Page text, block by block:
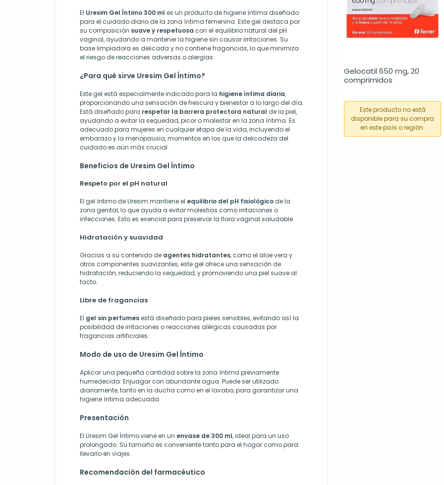
El Uresim Gel Íntimo 300 ml es un producto de higiene íntima diseñado
para el cuidado diario de la zona íntima femenina. Este gel destaca por
su composición suave y respetuosa con el equilibrio natural del pH
vaginal, ayudando a mantener la higiene sin causar irritaciones. Su
base limpiadora es delicada y no contiene fragancias, lo que minimiza
el riesgo de reacciones adversas o alergias.
¿Para qué sirve Uresim Gel Íntimo?
Este gel está especialmente indicado para la higiene íntima diaria,
proporcionando una sensación de frescura y bienestar a lo largo del día.
Está diseñado para respetar la barrera protectora natural de la piel,
ayudando a evitar la sequedad, picor o malestar en la zona íntima. Es
adecuado para mujeres en cualquier etapa de la vida, incluyendo el
embarazo y la menopausia, momentos en los que la delicadeza del
cuidado es aún más crucial.
Beneficios de Uresim Gel Íntimo
Respeto por el pH natural
El gel íntimo de Uresim mantiene el equilibrio del pH fisiológico de la
zona genital, lo que ayuda a evitar molestias como irritaciones o
infecciones. Esto es esencial para preservar la flora vaginal saludable.
Hidratación y suavidad
Gracias a su contenido de agentes hidratantes, como el aloe vera y
otros componentes suavizantes, este gel ofrece una sensación de
hidratación, reduciendo la sequedad, y promoviendo una piel suave al
tacto.
Libre de fragancias
El gel sin perfumesestá diseñado para pieles sensibles, evitando así la
posibilidad de irritaciones o reacciones alérgicas causadas por
fragancias artificiales.
Modo de uso de Uresim Gel Íntimo
Aplicar una pequeña cantidad sobre la zona íntima previamente
humedecida. Enjuagar con abundante agua. Puede ser utilizado
diariamente, tanto en la ducha como en el lavabo, para garantizar una
higiene íntima adecuada.
Presentación
El Uresim Gel Íntimo viene en un envase de 300 ml, ideal para un uso
prolongado. Su tamaño es conveniente tanto para el hogar como para
llevarlo en viajes.
Recomendación del farmacéutico
Gelocatil 650 mg, 20
comprimidos
Este producto no está
disponible para su compra
en este país o región.